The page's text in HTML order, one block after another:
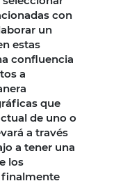
con
un
estas
confluencia
a
que
de uno o
a través
a tener una
los
finalmente